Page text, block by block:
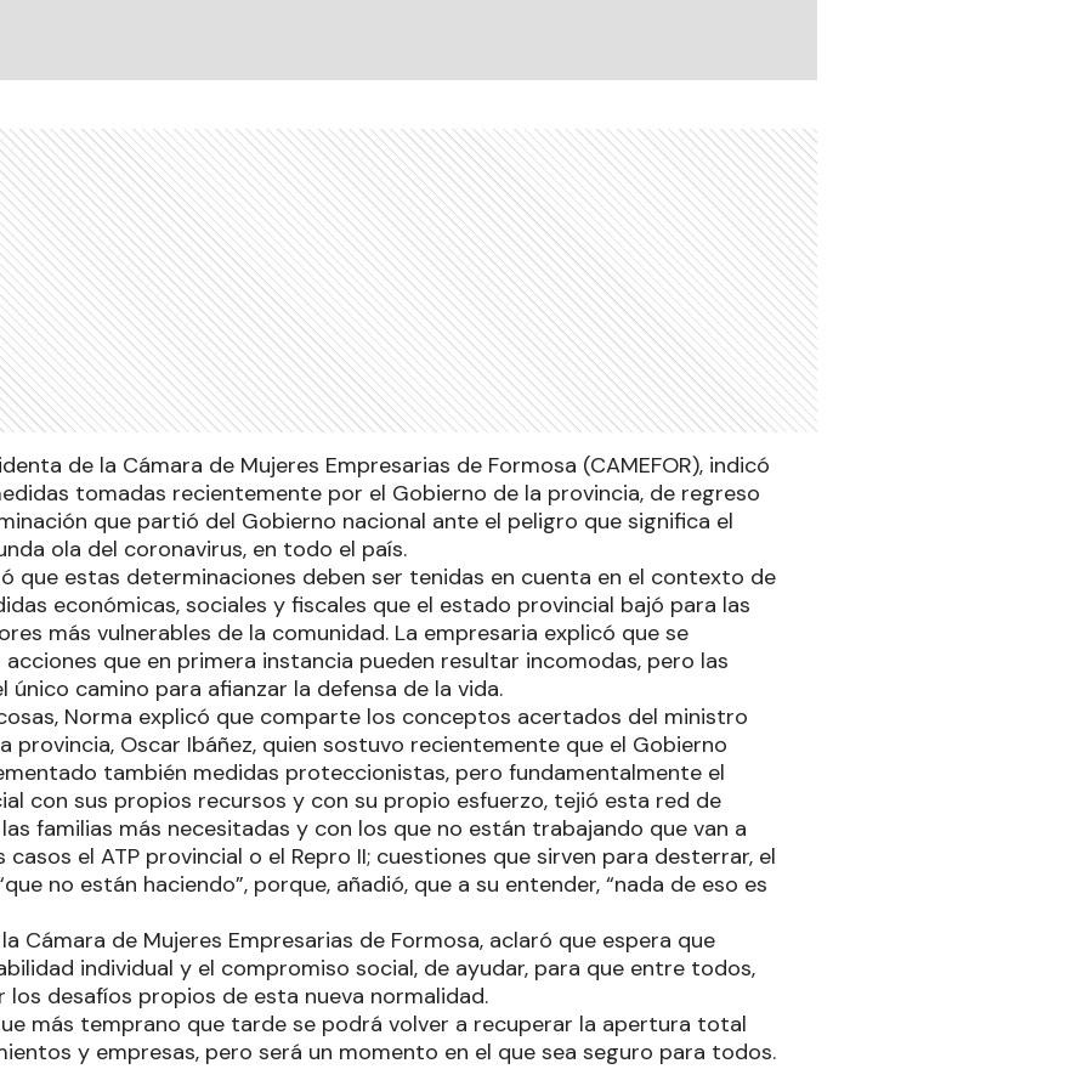
de la Cámara de Mujeres Empresarias de Formosa (CAMEFOR), indicó
tomadas recientemente por el Gobierno de la provincia, de regreso
que partió del Gobierno nacional ante el peligro que significa el
ola del coronavirus, en todo el país.
que estas determinaciones deben ser tenidas en cuenta en el contexto de
económicas, sociales y fiscales que el estado provincial bajó para las
más vulnerables de la comunidad. La empresaria explicó que se
que en primera instancia pueden resultar incomodas, pero las
camino para afianzar la defensa de la vida.
Norma explicó que comparte los conceptos acertados del ministro
provincia, Oscar Ibáñez, quien sostuvo recientemente que el Gobierno
también medidas proteccionistas, pero fundamentalmente el
con sus propios recursos y con su propio esfuerzo, tejió esta red de
familias más necesitadas y con los que no están trabajando que van a
el ATP provincial o el Repro II; cuestiones que sirven para desterrar, el
no están haciendo”, porque, añadió, que a su entender, “nada de eso es
Cámara de Mujeres Empresarias de Formosa, aclaró que espera que
individual y el compromiso social, de ayudar, para que entre todos,
los desafíos propios de esta nueva normalidad.
más temprano que tarde se podrá volver a recuperar la apertura total
y empresas, pero será un momento en el que sea seguro para todos.